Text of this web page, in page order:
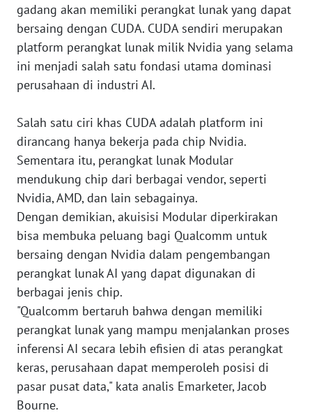
gadang akan memiliki perangkat lunak yang dapat
bersaing dengan CUDA. CUDA sendiri merupakan
platform perangkat lunak milik Nvidia yang selama
ini menjadi salah satu fondasi utama dominasi
perusahaan di industri AI.
Salah satu ciri khas CUDA adalah platform ini
dirancang hanya bekerja pada chip Nvidia.
Sementara itu, perangkat lunak Modular
mendukung chip dari berbagai vendor, seperti
Nvidia, AMD, dan lain sebagainya.
Dengan demikian, akuisisi Modular diperkirakan
bisa membuka peluang bagi Qualcomm untuk
bersaing dengan Nvidia dalam pengembangan
perangkat lunak AI yang dapat digunakan di
berbagai jenis chip.
"Qualcomm bertaruh bahwa dengan memiliki
perangkat lunak yang mampu menjalankan proses
inferensi AI secara lebih efisien di atas perangkat
keras, perusahaan dapat memperoleh posisi di
pasar pusat data," kata analis Emarketer, Jacob
Bourne.
WN
SUMSEL
WN
BENGKULU
WN
LAMPUNG
WN
JATENG
WN
NUSANTARA
JOGJA
WN
JATIM
WN
BALI